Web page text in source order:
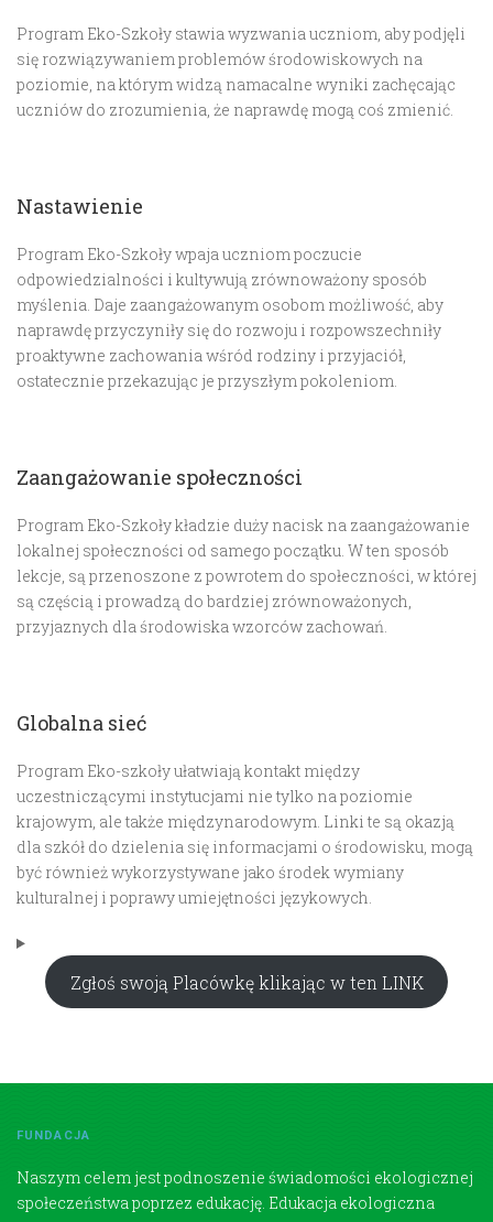
Program Eko-Szkoły stawia wyzwania uczniom, aby podjęli
się rozwiązywaniem problemów środowiskowych na
poziomie, na którym widzą namacalne wyniki zachęcając
uczniów do zrozumienia, że ​​naprawdę mogą coś zmienić.
Nastawienie
Program Eko-Szkoły wpaja uczniom poczucie
odpowiedzialności i kultywują zrównoważony sposób
myślenia. Daje zaangażowanym osobom możliwość, aby
naprawdę przyczyniły się do rozwoju i rozpowszechniły
proaktywne zachowania wśród rodziny i przyjaciół,
ostatecznie przekazując je przyszłym pokoleniom.
Zaangażowanie społeczności
Program Eko-Szkoły kładzie duży nacisk na zaangażowanie
lokalnej społeczności od samego początku. W ten sposób
lekcje, są przenoszone z powrotem do społeczności, w której
są częścią i prowadzą do bardziej zrównoważonych,
przyjaznych dla środowiska wzorców zachowań.
Globalna sieć
Program Eko-szkoły ułatwiają kontakt między
uczestniczącymi instytucjami nie tylko na poziomie
krajowym, ale także międzynarodowym. Linki te są okazją
dla szkół do dzielenia się informacjami o środowisku, mogą
być również wykorzystywane jako środek wymiany
kulturalnej i poprawy umiejętności językowych.
Zgłoś swoją Placówkę klikając w ten LINK
FUNDACJA
Naszym celem jest podnoszenie świadomości ekologicznej
społeczeństwa poprzez edukację. Edukacja ekologiczna